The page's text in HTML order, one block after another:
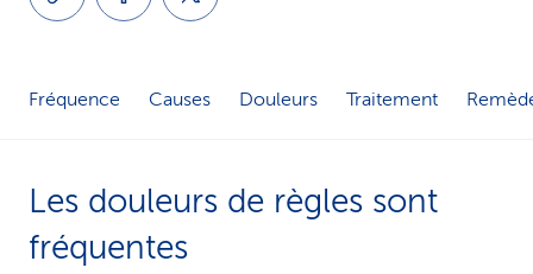
Fréquence Causes Douleurs Traitement
Les douleurs de règles sont
fréquentes